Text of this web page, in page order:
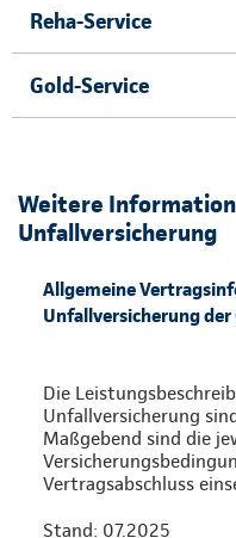
Reha-Service
Gold-Service
Weitere
Unfallversicherung
Allgemeine
Unfallversicherung
Die
Unfallversicherung
Maßgebend sind die
Vertragsabschluss
Stand: 07.2025